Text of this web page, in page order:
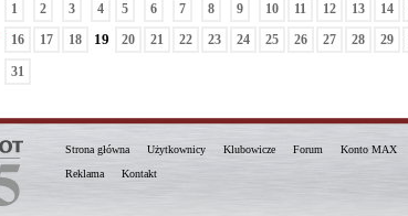
1 2 3 4 5 6 7 8 9 10 11 12 13 14
16
17 18 19 20 21 22 23 24 25 26 27 28 29
31
Strona główna Użytkownicy Klubowicze Forum Konto MAX
Reklama
Kontakt